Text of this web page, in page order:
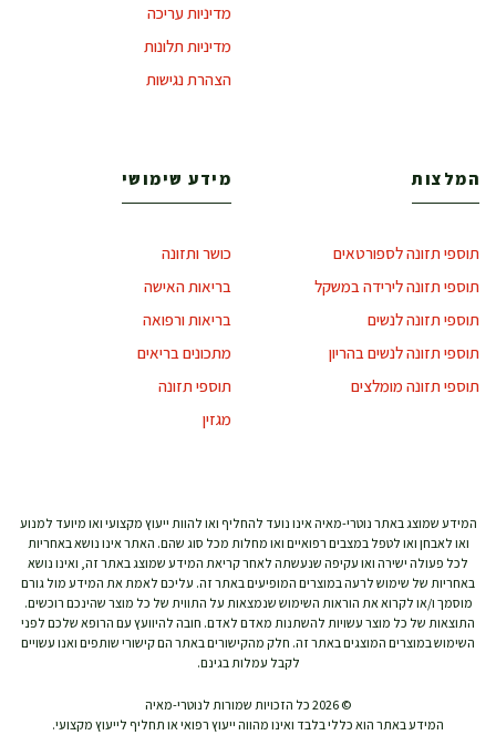
מדיניות עריכה
מדיניות תלונות
הצהרת נגישות
המלצות
תוספי תזונה לספורטאים
תוספי תזונה לירידה במשקל
תוספי תזונה לנשים
תוספי תזונה לנשים בהריון
תוספי תזונה מומלצים
מידע שימושי
כושר ותזונה
בריאות האישה
בריאות ורפואה
מתכונים בריאים
תוספי תזונה
מגזין
המידע שמוצג באתר נוטרי-מאיה אינו נועד להחליף ואו להוות ייעוץ מקצועי ואו מיועד למנוע
ואו לאבחן ואו לטפל במצבים רפואיים ואו מחלות מכל סוג שהם. האתר אינו נושא באחריות
לכל פעולה ישירה ואו עקיפה שנעשתה לאחר קריאת המידע שמוצג באתר זה, ואינו נושא
באחריות של שימוש לרעה במוצרים המופיעים באתר זה. עליכם לאמת את המידע מול גורם
מוסמך ו/או לקרוא את הוראות השימוש שנמצאות על התווית של כל מוצר שהינכם רוכשים.
התוצאות של כל מוצר עשויות להשתנות מאדם לאדם. חובה להיוועץ עם הרופא שלכם לפני
השימוש במוצרים המוצגים באתר זה. חלק מהקישורים באתר הם קישורי שותפים ואנו עשויים
לקבל עמלות בגינם.
© 2026 כל הזכויות שמורות לנוטרי-מאיה
המידע באתר הוא כללי בלבד ואינו מהווה ייעוץ רפואי או תחליף לייעוץ מקצועי.